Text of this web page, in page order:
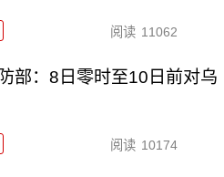
阅读 11062
部：8日零时至10日前对乌
阅读 10174